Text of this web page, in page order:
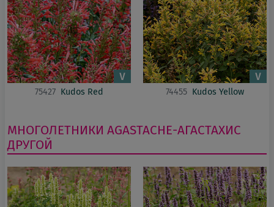
75427 Kudos Red 74455 Kudos Yellow
МНОГОЛЕТНИКИ AGASTACHE-АГАСТАХИС
ДРУГОЙ